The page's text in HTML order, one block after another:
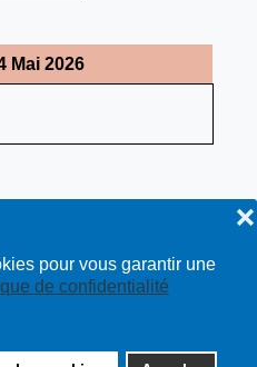
pour vous garantir une
de confidentialité
❌
Mai 2026
- tous droits réservés | site :